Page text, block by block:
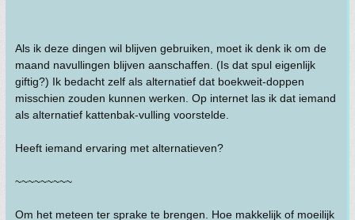
Als ik deze dingen wil blijven gebruiken, moet ik denk ik om de
maand navullingen blijven aanschaffen. (Is dat spul eigenlijk
giftig?) Ik bedacht zelf als alternatief dat boekweit-doppen
misschien zouden kunnen werken. Op internet las ik dat iemand
als alternatief kattenbak-vulling voorstelde.
Heeft iemand ervaring met alternatieven?
~~~~~~~~~
Om het meteen ter sprake te brengen. Hoe makkelijk of moeilijk